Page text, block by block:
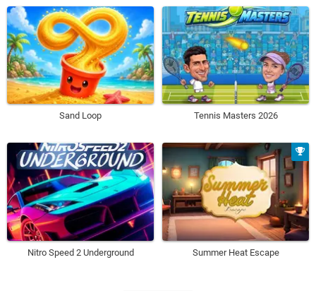
Sand Loop Tennis Masters 2026
Nitro Speed 2 Underground Summer Heat Escape